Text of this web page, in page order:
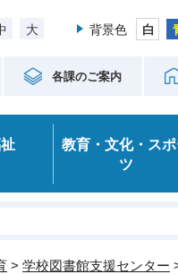
大 背景色
各課のご案内
教育・文化・ス
ツ
> 学校図書館支援センター